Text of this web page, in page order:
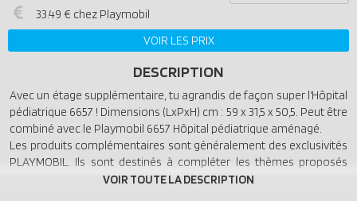
33.49 € chez Playmobil
VOIR LES PRIX
DESCRIPTION
Avec un étage supplémentaire, tu agrandis de façon super l‘Hôpital
pédiatrique 6657 ! Dimensions (LxPxH) cm : 59 x 31,5 x 50,5. Peut être
combiné avec le Playmobil 6657 Hôpital pédiatrique aménagé.
Les produits complémentaires sont généralement des exclusivités
PLAYMOBIL. Ils sont destinés à compléter les thèmes proposés
dans le catalogue PLAYMOBIL. La plupart de ces articles